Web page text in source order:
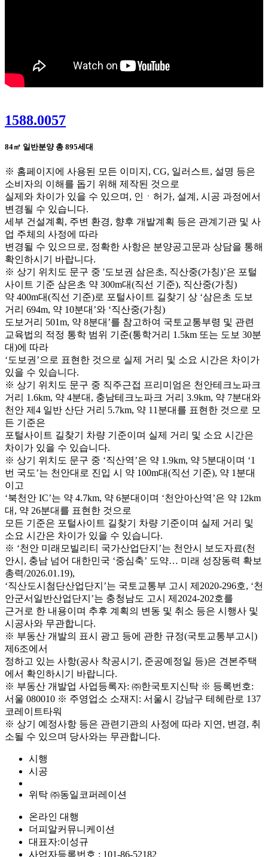
1588.0057
84㎡ 일반분양 총 895세대
※ 홈페이지에 사용된 모든 이미지, CG, 일러스트, 설명 등은
소비자의 이해를 돕기 위해 제작된 것으로
실제와 차이가 있을 수 있으며, 인ㆍ허가, 설계, 시공 과정에서
변경될 수 있습니다.
세부 건설계획, 주변 환경, 향후 개발계획 등은 관계기관 및 사
업 주체의 사정에 따라
변경될 수 있으므로, 정확한 사항은 분양공고문과 상담을 통해
확인하시기 바랍니다.
※ 상기 위치도 문구 중 '도보권 삼은초, 직산중(가칭)’은 포털
사이트 기준 삼은초 약 300m대(직선 기준), 직산중(가칭)
약 400m대(직선 기준)로 포털사이트 길찾기 상 ‘삼은초 도보
거리 694m, 약 10분대’와 ‘직산중(가칭)
도보거리 501m, 약 8분대’를 참고하여 국토교통부령 및 관련
교육법의 적정 통학 범위 기준(통학거리 1.5km 또는 도보 30분
대)에 따라
‘도보권’으로 표현한 것으로 실제 거리 및 소요 시간은 차이가
있을 수 있습니다.
※ 상기 위치도 문구 중 직주근접 프리미엄은 천안테크노파크
거리 1.6km, 약 4분대, 충남테크노파크 거리 3.9km, 약 7분대와
천안 제4 일반 산단 거리 5.7km, 약 11분대를 표현한 것으로 모
든 기준은
포털사이트 길찾기 차량 기준이며 실제 거리 및 소요 시간은
차이가 있을 수 있습니다.
※ 상기 위치도 문구 중 ‘직산역’은 약 1.9km, 약 5분대이며 ‘1
번 국도’는 천안대로 진입 시 약 100m대(직선 기준), 약 1분대
이고
‘북천안 IC’는 약 4.7km, 약 6분대이며 ‘천안아산역’은 약 12km
대, 약 26분대를 표현한 것으로
모든 기준은 포털사이트 길찾기 차량 기준이며 실제 거리 및
소요 시간은 차이가 있을 수 있습니다.
※ ‘천안 미래모빌리티 국가산업단지’는 천안시 보도자료(천
안시, 충남 넘어 대한민국 ‘중심축’ 도약… 미래 성장동력 확보
총력/2026.01.19),
‘직산도시첨단산업단지’는 국토교통부 고시 제2020-296호, ‘천
안군서일반산업단지’는 충청남도 고시 제2024-202호를
근거로 한 내용이며 추후 계획의 변동 및 취소 등은 시행사 및
시공사와 무관합니다.
※ 부동산 개발의 표시 광고 등에 관한 규정(국토교통부고시)
제6조에서
정하고 있는 사항(공사 착공시기, 준공예정일 등)은 견본주택
에서 확인하시기 바랍니다.
※ 부동산 개발업 사업등록자: ㈜한국토지신탁 ※ 등록번호:
서울 080010 ※ 주영업소 소재지: 서울시 강남구 테헤란로 137
코레이트타워
※ 상기 예정사항 등은 관련기관의 사정에 따라 지연, 변경, 취
소될 수 있으며 당사와는 무관합니다.
시행
시공
위탁 ㈜동일코퍼레이션
온라인 대행
더피알커뮤니케이션
대표자:이성규
사업자등록번호 : 101-86-52182